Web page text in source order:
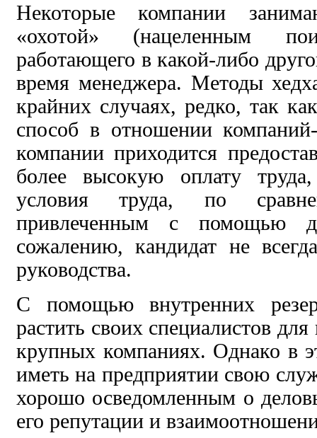
Некоторые компании
«охотой» (нацеленным
работающего в какой-либо
время менеджера. Методы
крайних случаях, редко, так
способ в отношении
компании приходится
более высокую оплату
условия труда, по
привлеченным с помощью
сожалению, кандидат не
руководства.
С помощью внутренних
растить своих специалистов
крупных компаниях. Однако в
иметь на предприятии свою
хорошо осведомленным о
его репутации и